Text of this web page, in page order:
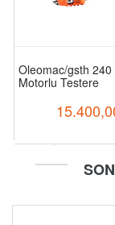
Oleomac/gsth 240
Motorlu Testere